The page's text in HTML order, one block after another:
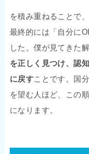
を積み重ねることで
最終的には「自分に
した。僕が見てきた
を正しく見つけ、認
に戻すことです。国
を望む人ほど、この
になります。